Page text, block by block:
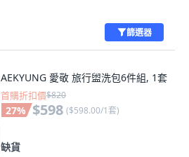
篩選器
AEKYUNG 愛敬 旅行盥洗包6件組, 1套
首購折扣價$820
27% $598 ($598.00/1套)
缺貨